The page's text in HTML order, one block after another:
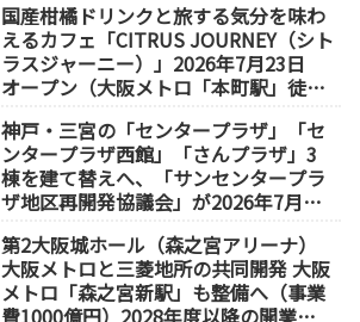
国産柑橘ドリンクと旅する気分を味わ
えるカフェ「CITRUS JOURNEY（シト
ラスジャーニー）」2026年7月23日
オープン（大阪メトロ「本町駅」徒歩
神戸・三宮の「センタープラザ」「セ
ンタープラザ西館」「さんプラザ」3
棟を建て替えへ、「サンセンタープラ
ザ地区再開発協議会」が2026年7月発
第2大阪城ホール（森之宮アリーナ）
大阪メトロと三菱地所の共同開発 大阪
メトロ「森之宮新駅」も整備へ（事業